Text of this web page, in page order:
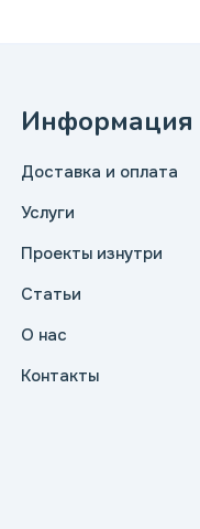
Информация
Доставка и оплата
Услуги
Проекты изнутри
Статьи
О нас
Контакты